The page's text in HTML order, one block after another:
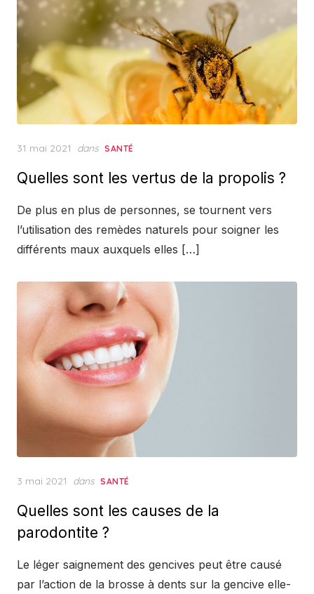
Posted
31 mai 2021 dans SANTÉ
Quelles sont les vertus de la propolis ?
De plus en plus de personnes, se tournent vers
l’utilisation des remèdes naturels pour soigner les
différents maux auxquels elles […]
Posted
3 mai 2021 dans SANTÉ
Quelles sont les causes de la
parodontite ?
Le léger saignement des gencives peut être causé
par l’action de la brosse à dents sur la gencive elle-